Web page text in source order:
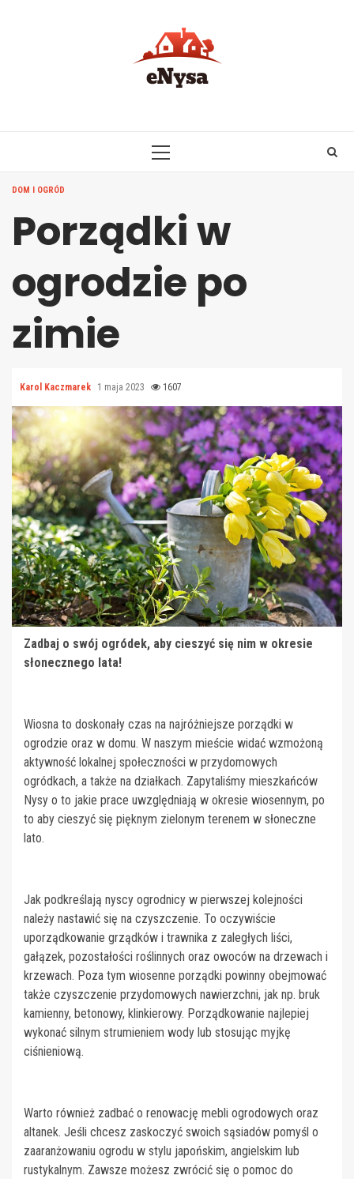
PRIMARY
DOM I OGRÓD
Porządki w
ogrodzie po
zimie
Karol Kaczmarek 1 maja 2023 1607
Zadbaj o swój ogródek, aby cieszyć się nim w okresie
słonecznego lata!
Wiosna to doskonały czas na najróżniejsze porządki w
ogrodzie oraz w domu. W naszym mieście widać wzmożoną
aktywność lokalnej społeczności w przydomowych
ogródkach, a także na działkach. Zapytaliśmy mieszkańców
Nysy o to jakie prace uwzględniają w okresie wiosennym, po
to aby cieszyć się pięknym zielonym terenem w słoneczne
lato.
Jak podkreślają nyscy ogrodnicy w pierwszej kolejności
należy nastawić się na czyszczenie. To oczywiście
uporządkowanie grządków i trawnika z zaległych liści,
gałązek, pozostałości roślinnych oraz owoców na drzewach i
krzewach. Poza tym wiosenne porządki powinny obejmować
także czyszczenie przydomowych nawierzchni, jak np. bruk
kamienny, betonowy, klinkierowy. Porządkowanie najlepiej
wykonać silnym strumieniem wody lub stosując myjkę
ciśnieniową.
Warto również zadbać o renowację mebli ogrodowych oraz
altanek. Jeśli chcesz zaskoczyć swoich sąsiadów pomyśl o
zaaranżowaniu ogrodu w stylu japońskim, angielskim lub
rustykalnym. Zawsze możesz zwrócić się o pomoc do